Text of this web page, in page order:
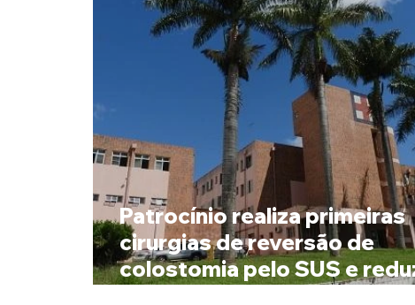
Patrocínio realiza primeiras
cirurgias de reversão de
colostomia pelo SUS e